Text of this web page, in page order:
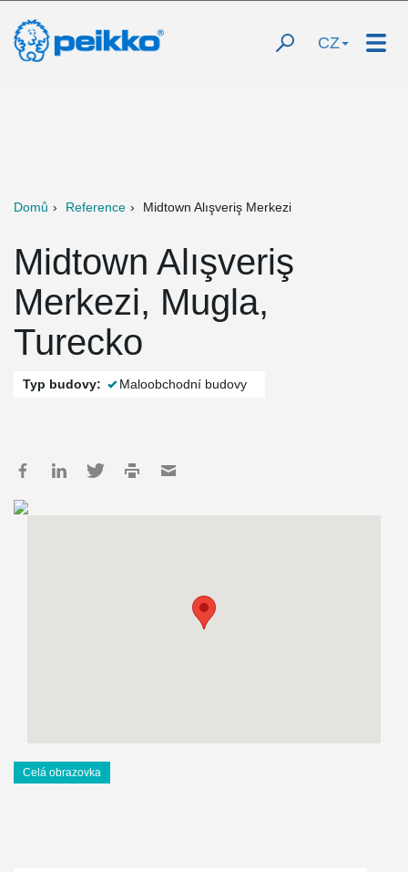
CZ
Domů Reference Midtown Alışveriş Merkezi
Midtown Alışveriş
Merkezi, Mugla,
Turecko
Typ budovy: Maloobchodní budovy
Celá obrazovka